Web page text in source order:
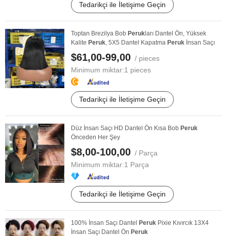
Tedarikçi ile İletişime Geçin
Toptan Brezilya Bob Peruk ları Dantel Ön, Yüksek
Kalite Peruk, 5X5 Dantel Kapatma Peruk İnsan Saçı
$61,00-99,00 / pieces
Minimum miktar:1 pieces
Tedarikçi ile İletişime Geçin
Düz İnsan Saçı HD Dantel Ön Kısa Bob Peruk
Önceden Her Şey
$8,00-100,00 / Parça
Minimum miktar:1 Parça
Tedarikçi ile İletişime Geçin
100% İnsan Saçı Dantel Peruk Pixie Kıvırcık 13X4
İnsan Saçı Dantel Ön Peruk